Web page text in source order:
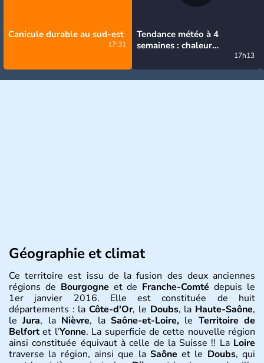
Canicule durable au sud-est
17:31
Tendance météo à 4
semaines : chaleur
septembre
17h13
Géographie et climat
Ce territoire est issu de la fusion des deux anciennes
régions de Bourgogne et de Franche-Comté depuis le
1er janvier 2016. Elle est constituée de huit
départements : la Côte-d'Or, le Doubs, la Haute-Saône,
leJura, la Nièvre, la Saône-et-Loire,le Territoire de
Belfortet l'Yonne. La superficie de cette nouvelle région
ainsi constituée équivaut à celle de la Suisse !! La Loire
traverse la région, ainsi que la Saôneet le Doubs, qui